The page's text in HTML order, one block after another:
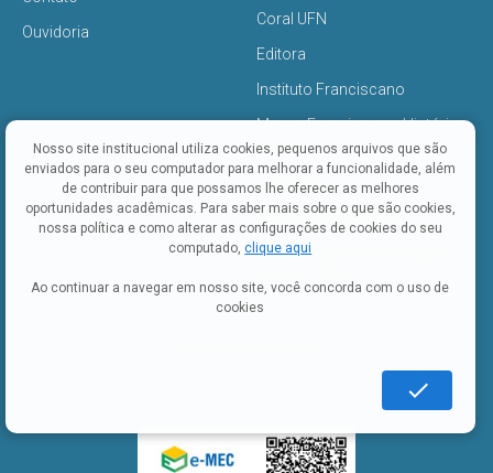
Nosso site institucional utiliza cookies, pequenos arquivos que são
enviados para o seu computador para melhorar a funcionalidade, além
de contribuir para que possamos lhe oferecer as melhores
oportunidades acadêmicas. Para saber mais sobre o que são cookies,
nossa política e como alterar as configurações de cookies do seu
computado,clique aqui
Ao continuar a navegar em nosso site, você concorda com o uso de
cookies
Ouvidoria
Coral UFN
Editora
Instituto Franciscano
Museu Franciscano: História e
Cultura
Olhar da Fé
Pastoral Universitária
Sala de Exposições Angelita